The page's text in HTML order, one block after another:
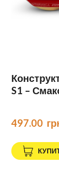
S1 –
497.00